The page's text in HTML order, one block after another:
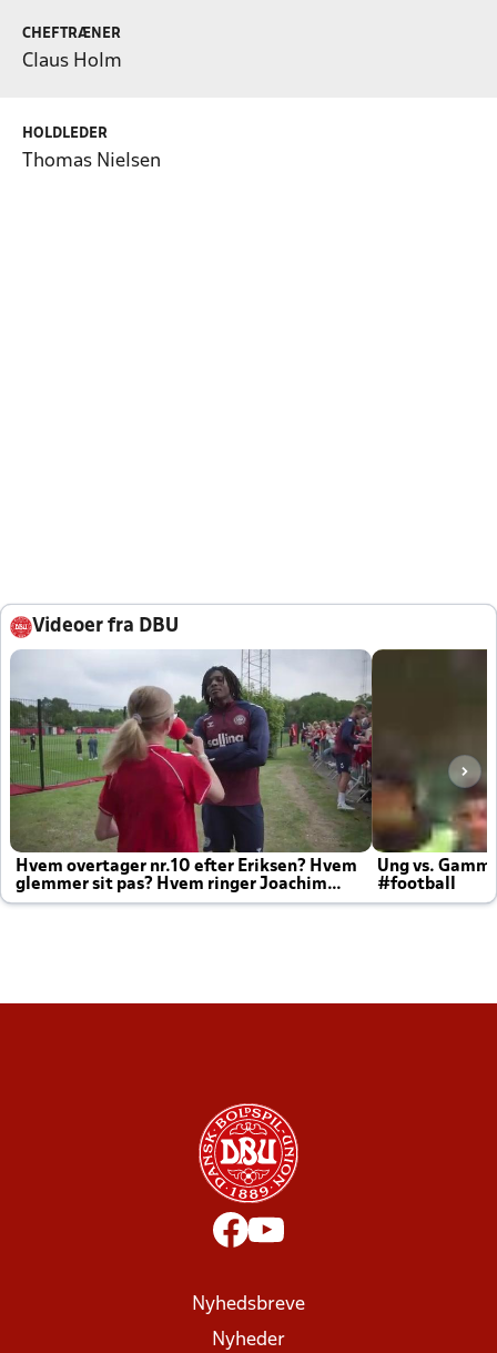
CHEFTRÆNER
Claus Holm
HOLDLEDER
Thomas Nielsen
Videoer fra DBU
Hvem overtager nr.10 efter Eriksen? Hvem
glemmer sit pas? Hvem ringer Joachim
altid til efter kampe?
Ung vs.
#football
Nyhedsbreve
Nyheder